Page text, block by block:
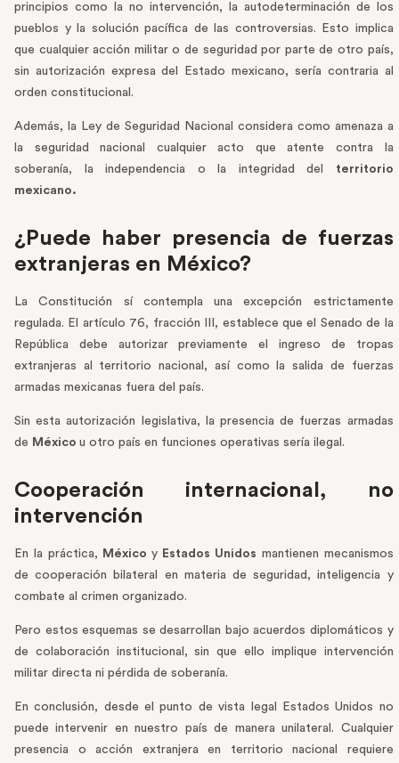
principios como la no intervención, la autodeterminación de los
pueblos y la solución pacífica de las controversias. Esto implica
que cualquier acción militar o de seguridad por parte de otro país,
sin autorización expresa del Estado mexicano, sería contraria al
orden constitucional.
Además, la Ley de Seguridad Nacional considera como amenaza a
la seguridad nacional cualquier acto que atente contra la
soberanía, la independencia o la integridad del
territorio
mexicano.
¿Puede haber presencia de fuerzas
extranjeras en México?
La Constitución sí contempla una excepción estrictamente
regulada. El artículo 76, fracción III, establece que el Senado de la
República debe autorizar previamente el ingreso de tropas
extranjeras al territorio nacional, así como la salida de fuerzas
armadas mexicanas fuera del país.
Sin esta autorización legislativa, la presencia de fuerzas armadas
de México u otro país en funciones operativas sería ilegal.
Cooperación internacional, no
intervención
En la práctica, Méxicoy Estados Unidos mantienen mecanismos
de cooperación bilateral en materia de seguridad, inteligencia y
combate al crimen organizado.
Pero estos esquemas se desarrollan bajo acuerdos diplomáticos y
de colaboración institucional, sin que ello implique intervención
militar directa ni pérdida de soberanía.
En conclusión, desde el punto de vista legal Estados Unidos no
puede intervenir en nuestro país de manera unilateral. Cualquier
presencia o acción extranjera en territorio nacional requiere